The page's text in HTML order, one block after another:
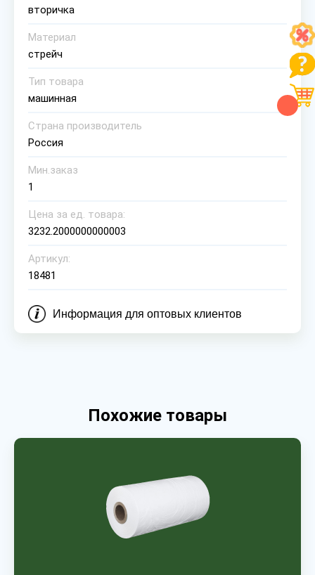
вторичка
Материал
стрейч
Тип товара
машинная
Страна производитель
Россия
Мин.заказ
1
Цена за ед. товара:
3232.2000000000003
Артикул:
18481
Информация для оптовых клиентов
Похожие товары